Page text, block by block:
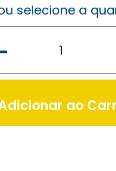
selecione a
ao